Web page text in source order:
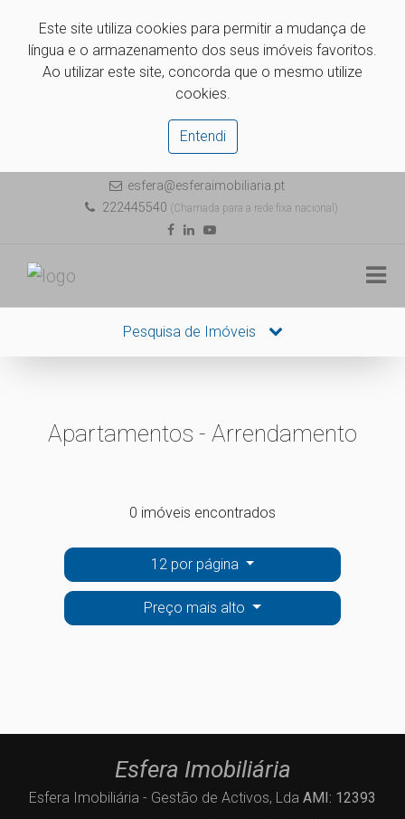
Este site utiliza cookies para permitir a mudança de
língua e o armazenamento dos seus imóveis favoritos.
Ao utilizar este site, concorda que o mesmo utilize
cookies.
Entendi
esfera@esferaimobiliaria.pt
222445540 (Chamada para a rede fixa nacional)
Pesquisa de Imóveis
Apartamentos - Arrendamento
0 imóveis encontrados
12 por página
Preço mais alto
Esfera Imobiliária
Esfera Imobiliária - Gestão de Activos, Lda AMI: 12393